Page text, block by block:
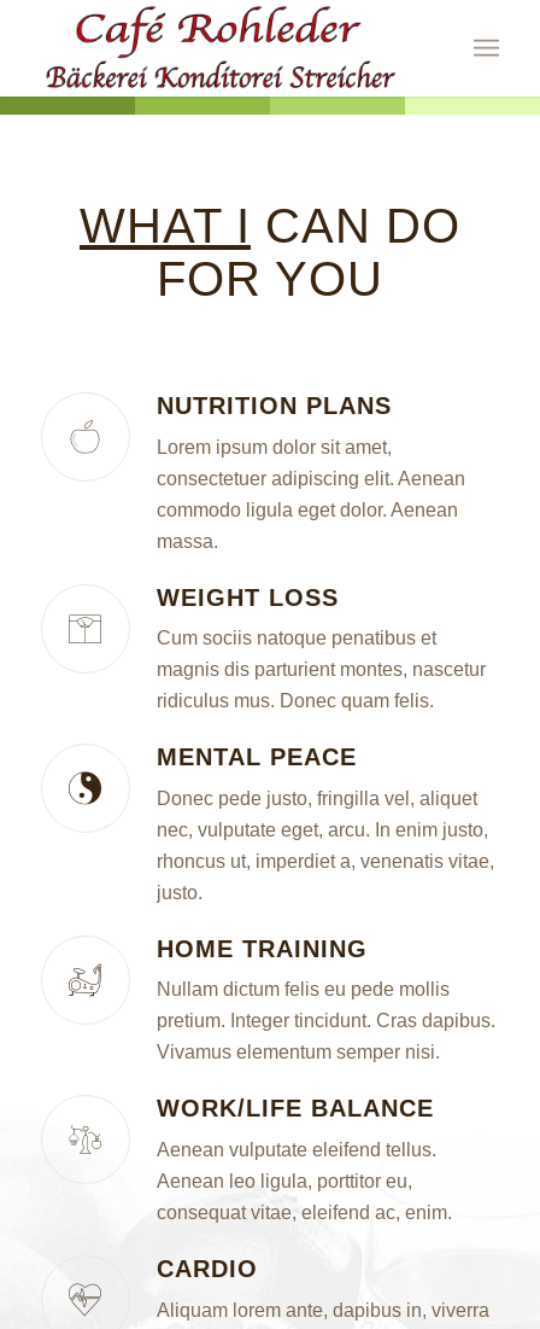
WHAT I CAN DO
FOR YOU
NUTRITION PLANS
Lorem ipsum dolor sit amet,
consectetuer adipiscing elit. Aenean
commodo ligula eget dolor. Aenean
massa.
WEIGHT LOSS
Cum sociis natoque penatibus et
magnis dis parturient montes, nascetur
ridiculus mus. Donec quam felis.
MENTAL PEACE
Donec pede justo, fringilla vel, aliquet
nec, vulputate eget, arcu. In enim justo,
rhoncus ut, imperdiet a, venenatis vitae,
justo.
HOME TRAINING
Nullam dictum felis eu pede mollis
pretium. Integer tincidunt. Cras dapibus.
Vivamus elementum semper nisi.
WORK/LIFE BALANCE
Aenean vulputate eleifend tellus.
Aenean leo ligula, porttitor eu,
consequat vitae, eleifend ac, enim.
CARDIO
Aliquam lorem ante, dapibus in, viverra